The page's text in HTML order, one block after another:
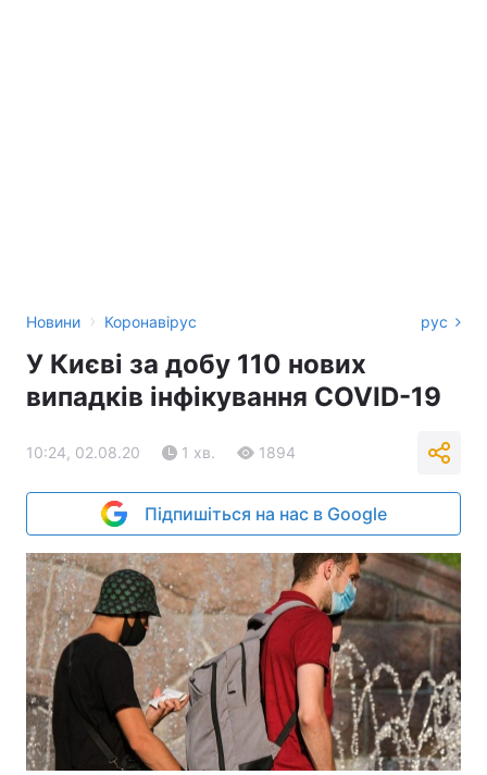
Новини › Коронавірус рус
У Києві за добу 110 нових
випадків інфікування COVID-19
10:24, 02.08.20 1 хв. 1894
Підпишіться на нас в Google